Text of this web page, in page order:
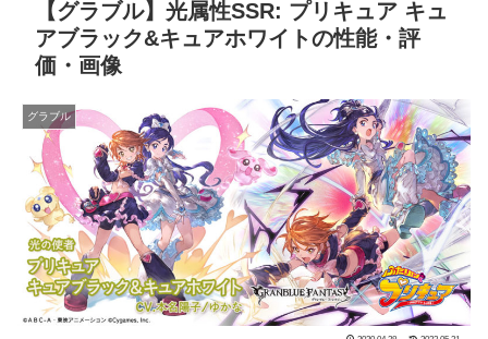
【グラブル】光属性SSR: プリキュア キュ
アブラック&キュアホワイトの性能・評
価・画像
グラブル